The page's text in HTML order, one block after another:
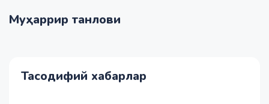
Муҳаррир танлови
Тасодифий хабарлар